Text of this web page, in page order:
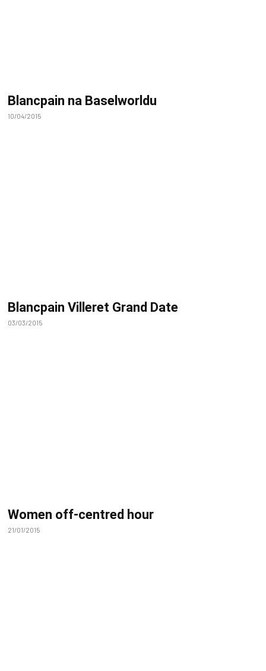
Blancpain na Baselworldu
10/04/2015
Blancpain Villeret Grand Date
03/03/2015
Women off-centred hour
21/01/2015